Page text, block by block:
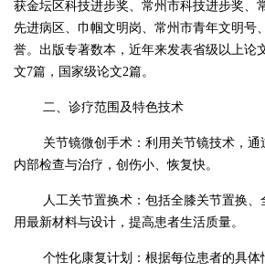
获金坛区科技进步奖、常州市科技进步奖、
先进病区、巾帼文明岗、常州市青年文明号
誉。出版专著数本，近年来发表省级以上论
文7篇，国家级论文2篇。
二、诊疗范围及特色技术
关节镜微创手术：利用关节镜技术，
内部检查与治疗，创伤小、恢复快。
人工关节置换术：包括全膝关节置换
用最新材料与设计，提高患者生活质量。
个性化康复计划：根据每位患者的具体